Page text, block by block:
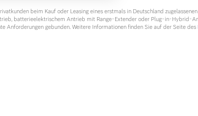
beim Kauf oder Leasing eines erstmals in Deutschland
batterieelektrischem Antrieb mit Range-Extender oder Plug-in-Hybrid-
Anforderungen gebunden. Weitere Informationen finden Sie auf der Seite des